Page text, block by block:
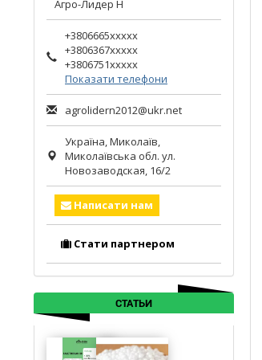
Агро-Лидер Н
+3806665xxxxx
+3806367xxxxx
+3806751xxxxx
Показати телефони
agrolidern2012@ukr.net
Україна,Миколаїв,
Миколаївська обл. ул.
Новозаводская, 16/2
Написати нам
Стати партнером
СТАТЬИ